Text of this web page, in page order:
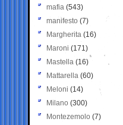
mafia (543)
manifesto (7)
Margherita (16)
Maroni (171)
Mastella (16)
Mattarella (60)
Meloni (14)
Milano (300)
Montezemolo (7)